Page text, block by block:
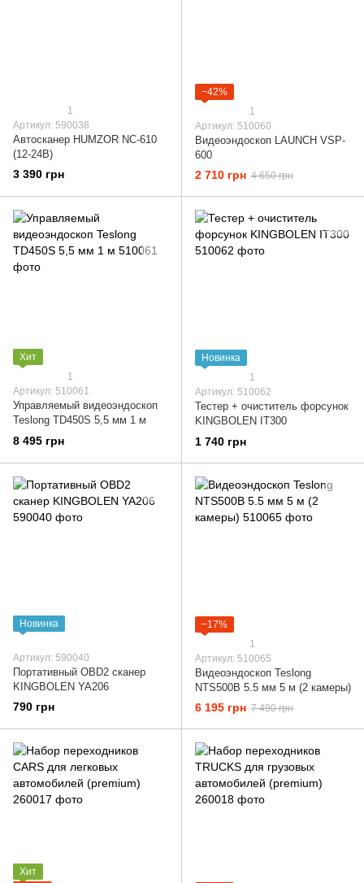
1
Артикул: 590038
Автосканер HUMZOR NC-610
(12-24В)
3 390 грн
−42%
1
Артикул: 510060
Видеоэндоскоп LAUNCH VSP-
600
2 710 грн 4 650 грн
Хит
1
Артикул: 510061
Управляемый видеоэндоскоп
Teslong TD450S 5,5 мм 1 м
8 495 грн
Новинка
1
Артикул: 510062
Тестер + очиститель форсунок
KINGBOLEN IT300
1 740 грн
Новинка
Артикул: 590040
Портативный OBD2 сканер
KINGBOLEN YA206
790 грн
−17%
1
Артикул: 510065
Видеоэндоскоп Teslong
NTS500B 5.5 мм 5 м (2 камеры)
6 195 грн 7 490 грн
Хит